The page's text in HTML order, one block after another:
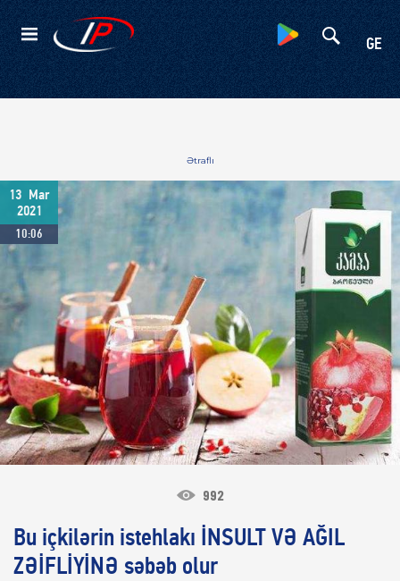
GE
Kateqoriyalar
Ətraflı
13
Mar
2021
10:06
992
Bu içkilərin istehlakı İNSULT VƏ AĞIL
ZƏİFLİYİNƏ səbəb olur